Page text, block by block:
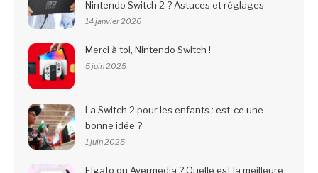
Nintendo Switch 2 ? Astuces et réglages
14 janvier 2026
Merci à toi, Nintendo Switch !
5 juin 2025
La Switch 2 pour les enfants : est-ce une
bonne idée ?
1 juin 2025
Elgato ou Avermedia ? Quelle est la meilleure